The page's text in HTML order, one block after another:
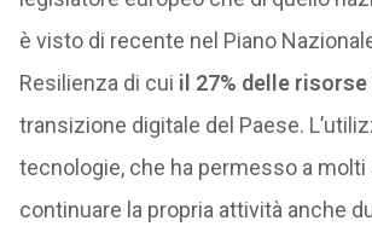
è visto di recente nel Piano
Resilienza di cui il 27% delle risorse
transizione digitale del Paese.
tecnologie, che ha permesso a
continuare la propria attività anche